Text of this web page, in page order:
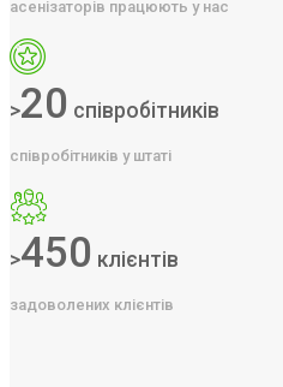
асенізаторів працюють у нас
>20 співробітників
співробітників у штаті
>450 клієнтів
задоволених клієнтів